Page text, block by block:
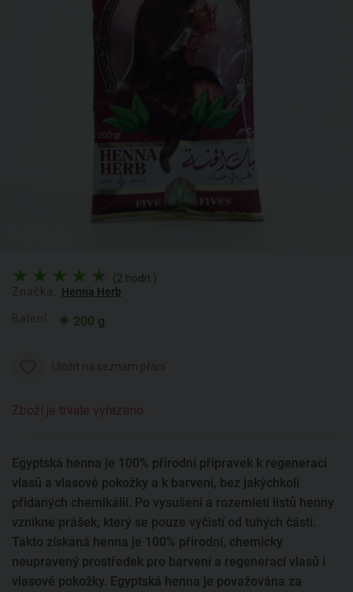
(2 hodn.)
Henna Herb
200 g
Zboží je trvale vyřazeno.
Egyptská henna je 100% přírodní přípravek k regeneraci
vlasů a vlasové pokožky a k barvení, bez jakýchkoli
přidaných chemikálií. Po vysušení a rozemletí listů henny
vznikne prášek, který se pouze vyčistí od tuhých částí.
Takto získaná henna je 100% přírodní, chemicky
neupravený prostředek pro barvení a regeneraci vlasů i
vlasové pokožky. Egyptská henna je považována za